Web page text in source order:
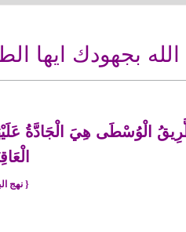
بجهودك ايها
الْوُسْطَى هِيَ الْجَادَّةُ
{ نهج